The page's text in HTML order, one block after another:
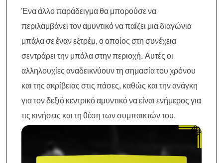
Ένα άλλο παράδειγμα θα μπορούσε να
περιλαμβάνει τον αμυντικό να παίζει μια διαγώνια
μπάλα σε έναν εξτρέμ, ο οποίος στη συνέχεια
σεντράρει την μπάλα στην περιοχή. Αυτές οι
αλληλουχίες αναδεικνύουν τη σημασία του χρόνου
και της ακρίβειας στις πάσες, καθώς και την ανάγκη
για τον δεξιό κεντρικό αμυντικό να είναι ενήμερος για
τις κινήσεις και τη θέση των συμπαικτών του.